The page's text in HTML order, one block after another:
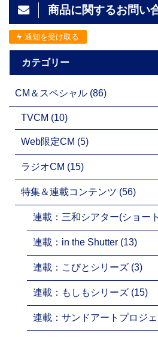
商品に関するお問い
通知を受け取る
カテゴリー
CM＆スペシャル (86)
TVCM (10)
Web限定CM (5)
ラジオCM (15)
特集＆連載コンテンツ (56)
連載：三和シアター(ショー
連載：in the Shutter (13)
連載：こびとシリーズ (3)
連載：もしもシリーズ (15)
連載：サンドアートプロジ